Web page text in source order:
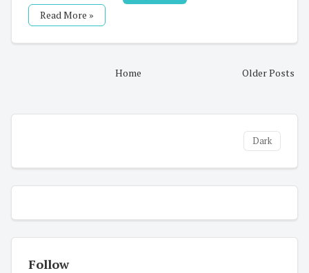
Read More »
Older Posts
Home
Dark
Follow